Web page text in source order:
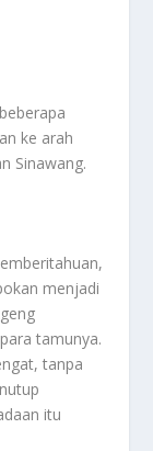
ke arah
Sinawang.
menjadi
tamunya.
tanpa
itu